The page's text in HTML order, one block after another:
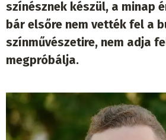
színésznek készül, a minap
bár elsőre nem vették fel a
színművészetire, nem adja
megpróbálja.